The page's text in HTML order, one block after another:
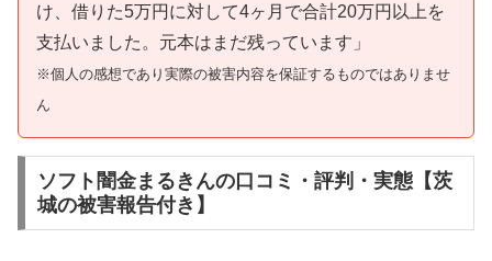
け、借りた5万円に対して4ヶ月で合計20万円以上を
支払いました。元本はまだ残っています」
※個人の感想であり実際の被害内容を保証するものではありませ
ん
ソフト闇金まるきんの口コミ・評判・実態【茨
城の被害報告付き】